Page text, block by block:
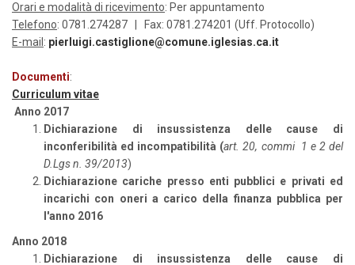
Orari e modalità di ricevimento: Per appuntamento
Telefono: 0781.274287 | Fax: 0781.274201 (Uff. Protocollo)
E-mail : pierluigi.castiglione@comune.iglesias.ca.it
Documenti:
Curriculum vitae
Anno 2017
Dichiarazione di insussistenza delle cause di
inconferibilità ed incompatibilità (art. 20, commi 1 e 2 del
D.Lgs n. 39/2013)
Dichiarazione cariche presso enti pubblici e privati ed
incarichi con oneri a carico della finanza pubblica per
l'anno 2016
Anno 2018
Dichiarazione di insussistenza
delle cause di